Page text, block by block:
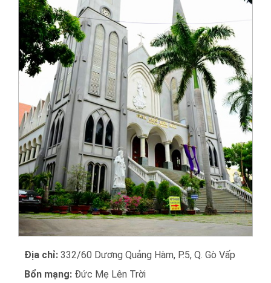
Địa chỉ: 332/60 Dương Quảng Hàm, P.5, Q. Gò Vấp
Bổn mạng: Đức Mẹ Lên Trời